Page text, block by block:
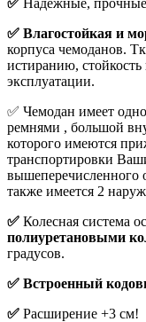
✅ Влагостойкая и
корпуса чемоданов.
истиранию,
эксплуатации.
✅ Чемодан имеет
ремнями , большой
которого имеются
транспортировки
вышеперечисленного
также имеется 2
✅ Колесная система
полиуретановыми
градусов.
✅ Встроенный
✅ Расширение +3 см!